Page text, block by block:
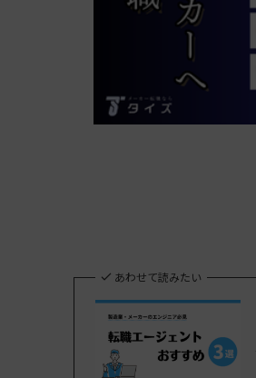
あわせて読みたい